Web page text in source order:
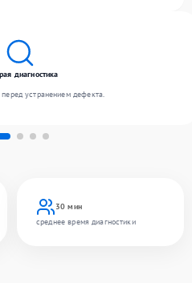
30 мин
среднее время диагностики
диагностика
устранением дефекта.